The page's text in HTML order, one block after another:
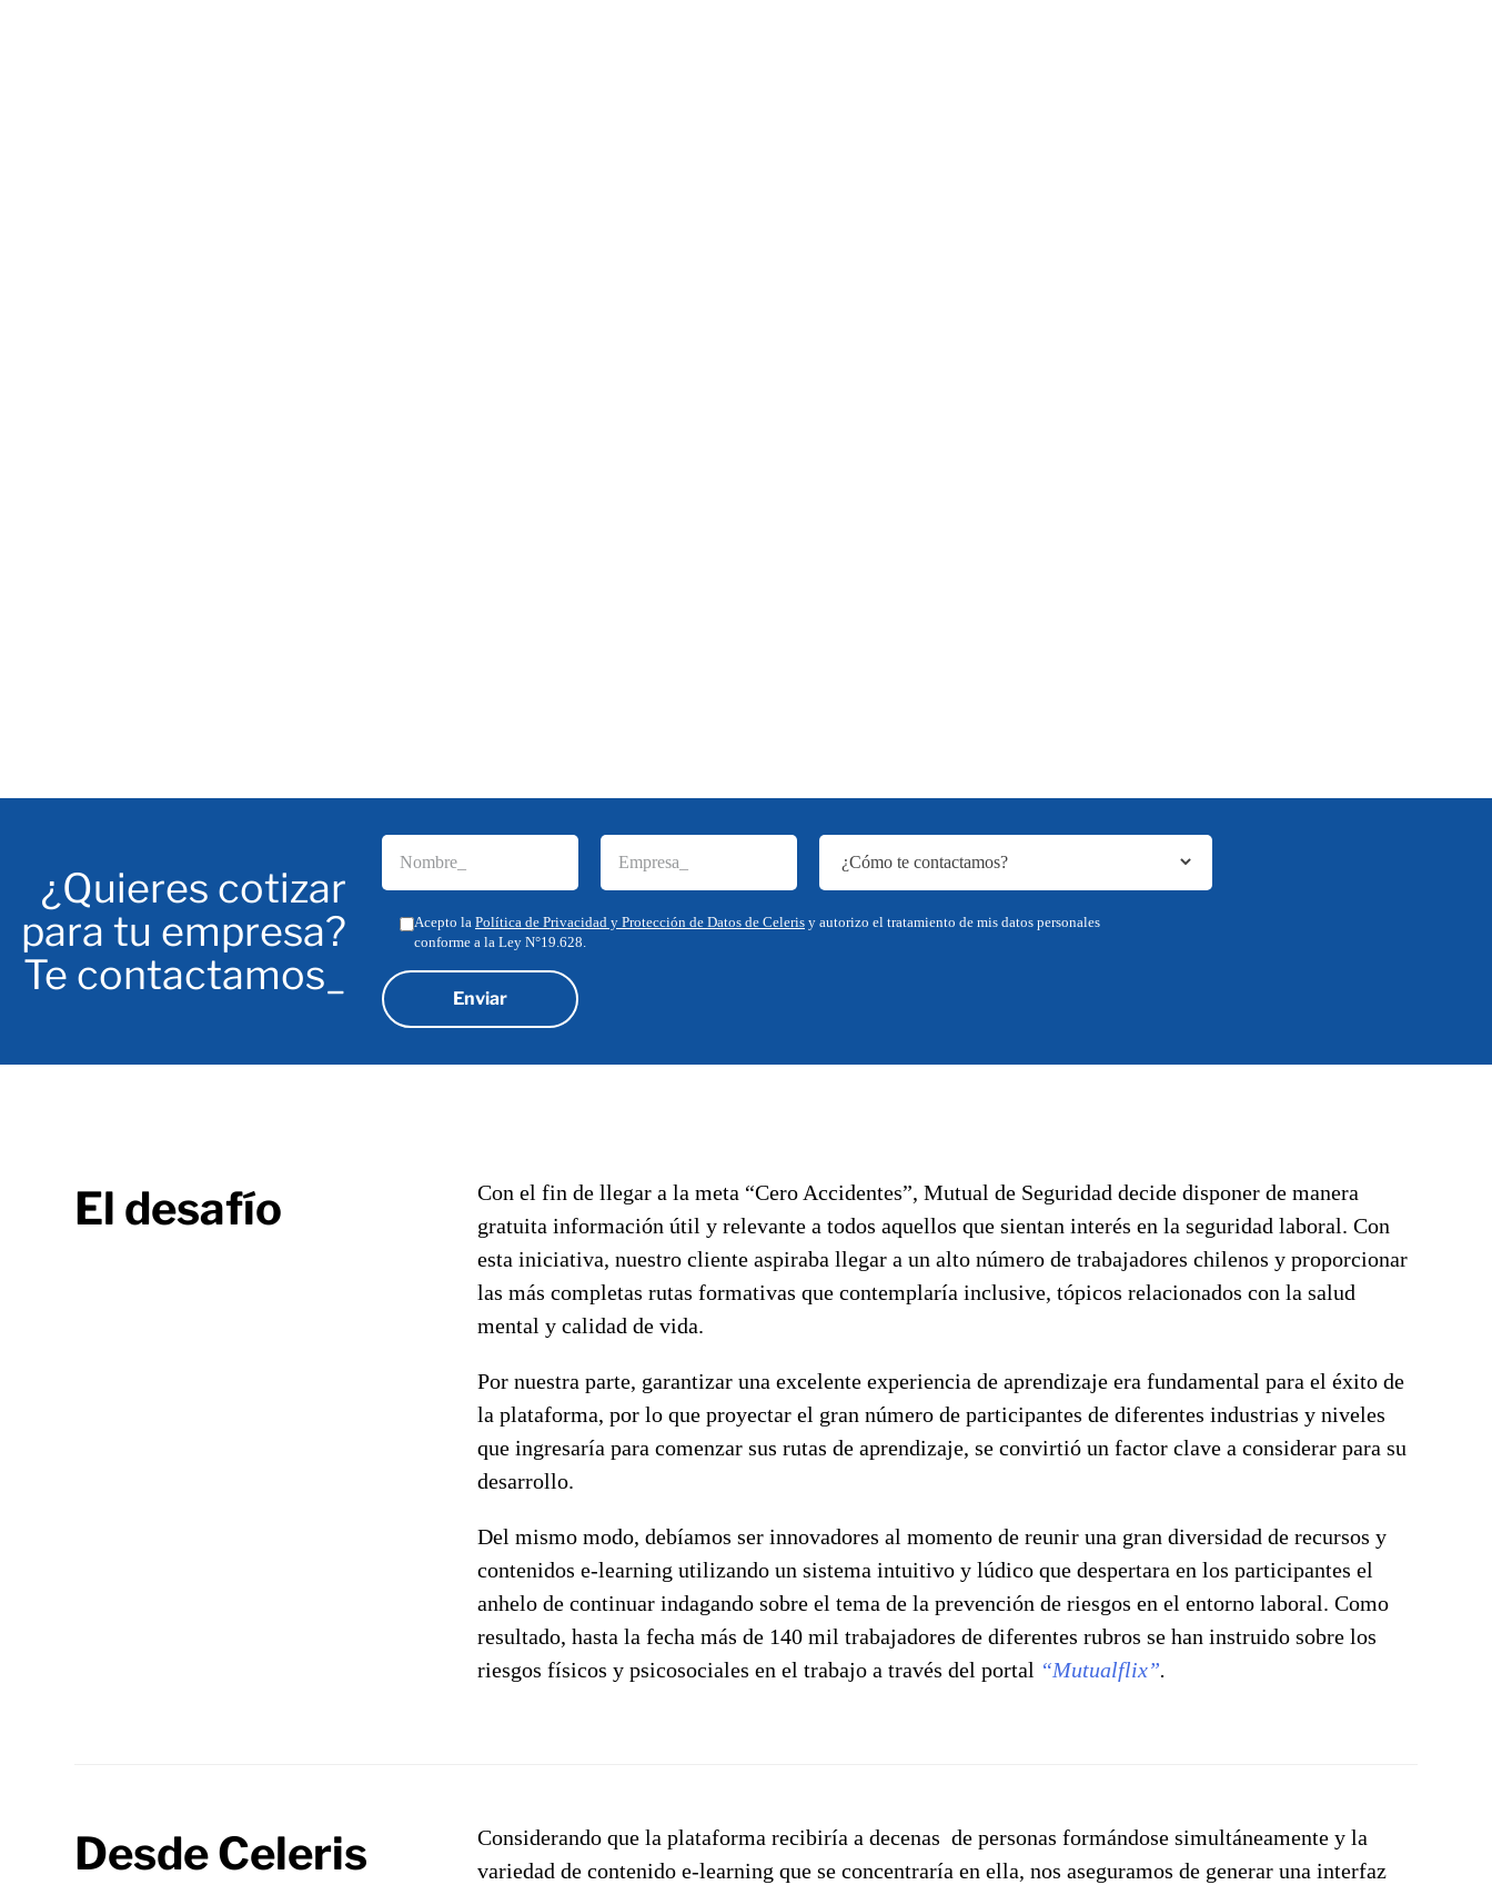
¿Quieres cotizar
para tu empresa?
Te contactamos_
Acepto la Política de Privacidad y Protección de Datos de Celeris y autorizo el tratamiento de mis datos personales
conforme a la Ley N°19.628.
El desafío
Con el fin de llegar a la meta “Cero Accidentes”, Mutual de Seguridad decide disponer de manera
gratuita información útil y relevante a todos aquellos que sientan interés en la seguridad laboral. Con
esta iniciativa, nuestro cliente aspiraba llegar a un alto número de trabajadores chilenos y proporcionar
las más completas rutas formativas que contemplaría inclusive, tópicos relacionados con la salud
mental y calidad de vida.
Por nuestra parte, garantizar una excelente experiencia de aprendizaje era fundamental para el éxito de
la plataforma, por lo que proyectar el gran número de participantes de diferentes industrias y niveles
que ingresaría para comenzar sus rutas de aprendizaje, se convirtió un factor clave a considerar para su
desarrollo.
Del mismo modo, debíamos ser innovadores al momento de reunir una gran diversidad de recursos y
contenidos e-learning utilizando un sistema intuitivo y lúdico que despertara en los participantes el
anhelo de continuar indagando sobre el tema de la prevención de riesgos en el entorno laboral. Como
resultado, hasta la fecha más de 140 mil trabajadores de diferentes rubros se han instruido sobre los
riesgos físicos y psicosociales en el trabajo a través del portal “Mutualflix”.
Desde Celeris
Considerando que la plataforma recibiría a decenas de personas formándose simultáneamente y la
variedad de contenido e-learning que se concentraría en ella, nos aseguramos de generar una interfaz